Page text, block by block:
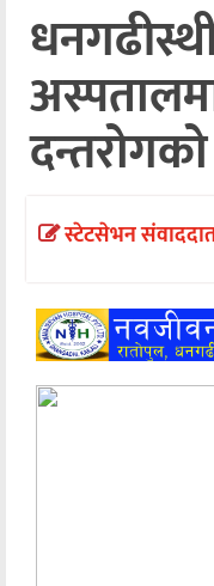
अन्तराष्ट्रिय
अन्तर्वार्ता
अर्थ
खेलकुद
मनोरञ्जन
स्टेटसेभन